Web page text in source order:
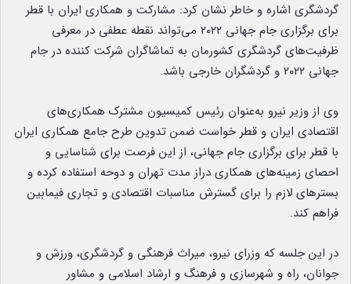
گردشگری اشاره و خاطر نشان کرد: مشارکت و همکاری ایران با قطر
برای برگزاری جام جهانی ۲۰۲۲ می‌تواند نقطه عطفی در معرفی
ظرفیت‌های گردشگری کشورمان به تماشاگران شرکت کننده در جام
جهانی ۲۰۲۲ و گردشگران خارجی باشد.
وی از وزیر نیرو به‌عنوان رئیس کمیسیون مشترک همکاری‌های
اقتصادی ایران و قطر خواست ضمن تدوین طرح جامع همکاری ایران
با قطر برای برگزاری جام جهانی، از این فرصت برای شناسایی و
احصای زمینه‌های همکاری دراز مدت تهران و دوحه استفاده کرده و
بسترهای لازم را برای گسترش مناسبات اقتصادی و تجاری فیمابین
فراهم کند.
در این جلسه که وزرای نیرو، میراث فرهنگی و گردشگری، ورزش و
جوانان، راه و شهرسازی و فرهنگ و ارشاد اسلامی و مشاور